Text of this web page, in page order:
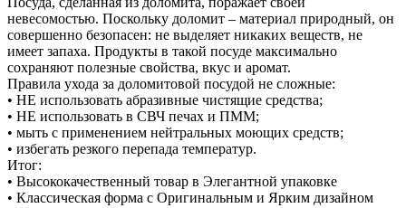
невесомостью. Поскольку доломит – материал природный, он
совершенно безопасен: не выделяет никаких веществ, не
имеет запаха. Продукты в такой посуде максимально
сохраняют полезные свойства, вкус и аромат.
Правила ухода за доломитовой посудой не сложные:
• НЕ использовать абразивные чистящие средства;
• НЕ использовать в СВЧ печах и ПММ;
• мыть с применением нейтральных моющих средств;
• избегать резкого перепада температур.
Итог:
• Высококачественный товар в Элегантной упаковке
• Классическая форма с Оригинальным и Ярким дизайном